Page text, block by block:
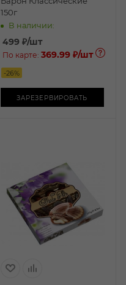
150г
В наличии:
499₽/шт
По карте: 369.99 ₽/шт
-26%
ЗАРЕЗЕРВИРОВАТЬ